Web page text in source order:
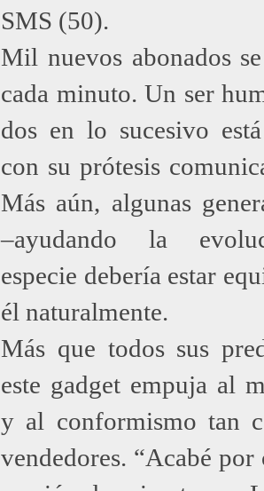
SMS (50).
Mil nuevos abonados
cada minuto. Un ser
dos en lo sucesivo
con su prótesis
Más aún, algunas
–ayudando la
especie debería estar
él naturalmente.
Más que todos sus
este gadget empuja al
y al conformismo tan
vendedores. “Acabé por